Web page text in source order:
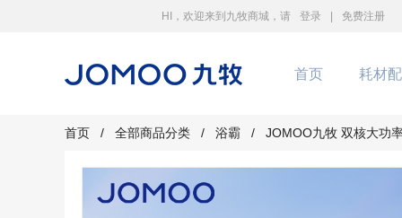
HI，欢迎来到九牧商城，请 登录 免费注册
首页 耗材
首页 / 全部商品分类 / 浴霸 / JOMOO九牧 双核大功